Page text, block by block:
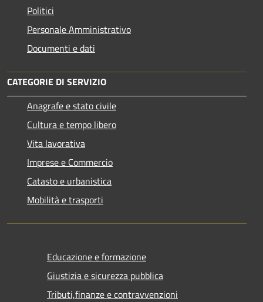
Politici
Personale Amministrativo
Documenti e dati
CATEGORIE DI SERVIZIO
Anagrafe e stato civile
Cultura e tempo libero
Vita lavorativa
Imprese e Commercio
Catasto e urbanistica
Mobilità e trasporti
Educazione e formazione
Giustizia e sicurezza pubblica
Tributi,finanze e contravvenzioni